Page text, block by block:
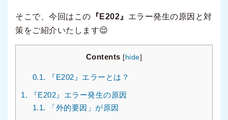
そこで、今回はこの 『E202』 エラー発生の原因と対
策をご紹介いたします😌
Contents [hide]
0.1. 『E202』エラーとは？
1. 『E202』エラー発生の原因
1.1.
「外的要因」が原因